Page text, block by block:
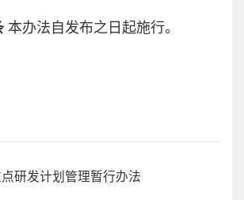
本办法自发布之日起施行。
点研发计划管理暂行办法